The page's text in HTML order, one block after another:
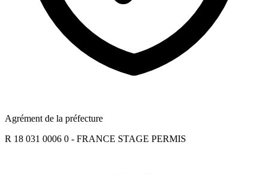
Agrément de la préfecture
R 18 031 0006 0 - FRANCE STAGE PERMIS